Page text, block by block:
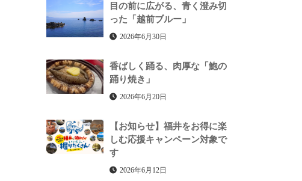
目の前に広がる、青く澄み切
った「越前ブルー」
2026年6月30日
香ばしく踊る、肉厚な「鮑の
踊り焼き」
2026年6月20日
【お知らせ】福井をお得に楽
しむ応援キャンペーン対象で
す
2026年6月12日